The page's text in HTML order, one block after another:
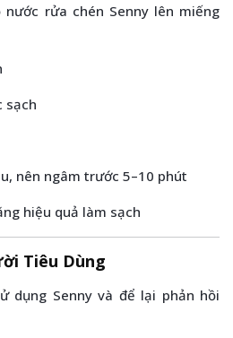
nước rửa chén Senny lên miếng
sạch
nên ngâm trước 5–10 phút
hiệu quả làm sạch
Tiêu Dùng
dụng Senny và để lại phản hồi